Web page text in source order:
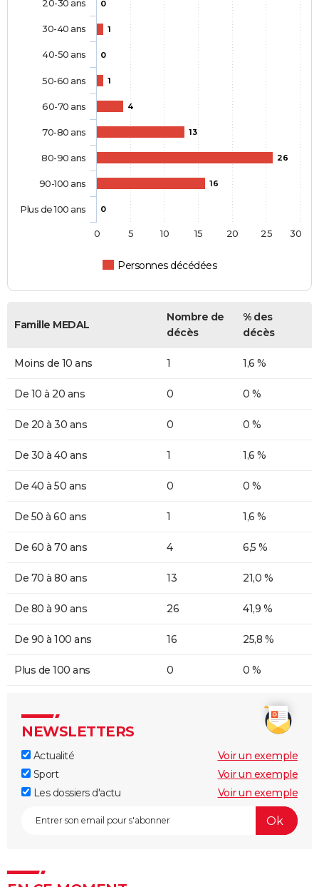
0
1
0
1
4
13
26
16
0
Personnes décédées
20-30 ans
30-40 ans
40-50 ans
50-60 ans
60-70 ans
70-80 ans
80-90 ans
90-100 ans
Plus de 100 ans
0 5 10 15 20 25 30
Famille MEDAL
Nombre de
décès
% des
décès
Moins de 10 ans 1 1,6 %
De 10 à 20 ans 0 0 %
De 20 à 30 ans 0 0 %
De 30 à 40 ans 1 1,6 %
De 40 à 50 ans 0 0 %
De 50 à 60 ans 1 1,6 %
De 60 à 70 ans 4 6,5 %
De 70 à 80 ans 13 21,0 %
De 80 à 90 ans 26 41,9 %
De 90 à 100 ans 16 25,8 %
Plus de 100 ans 0 0 %
NEWSLETTERS
Actualité
Voir un exemple
Sport
Voir un exemple
Les dossiers d'actu
Voir un exemple